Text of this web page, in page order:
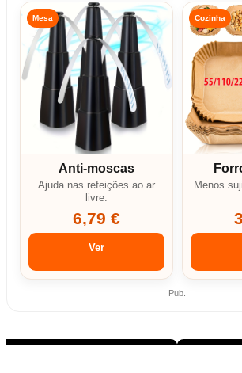
Mesa
Anti-moscas
Ajuda nas refeições ao ar
livre.
6,79 €
Ver
Cozinha
Menos
Pub.